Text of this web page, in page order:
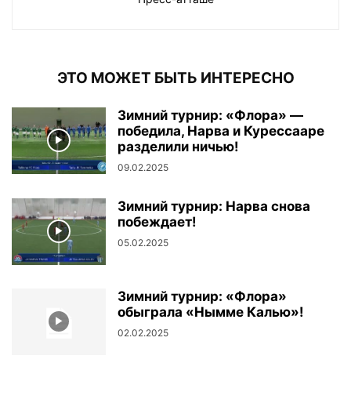
ЭТО МОЖЕТ БЫТЬ ИНТЕРЕСНО
Зимний турнир: «Флора» —
победила, Нарва и Курессааре
разделили ничью!
09.02.2025
Зимний турнир: Нарва снова
побеждает!
05.02.2025
Зимний турнир: «Флора»
обыграла «Нымме Калью»!
02.02.2025